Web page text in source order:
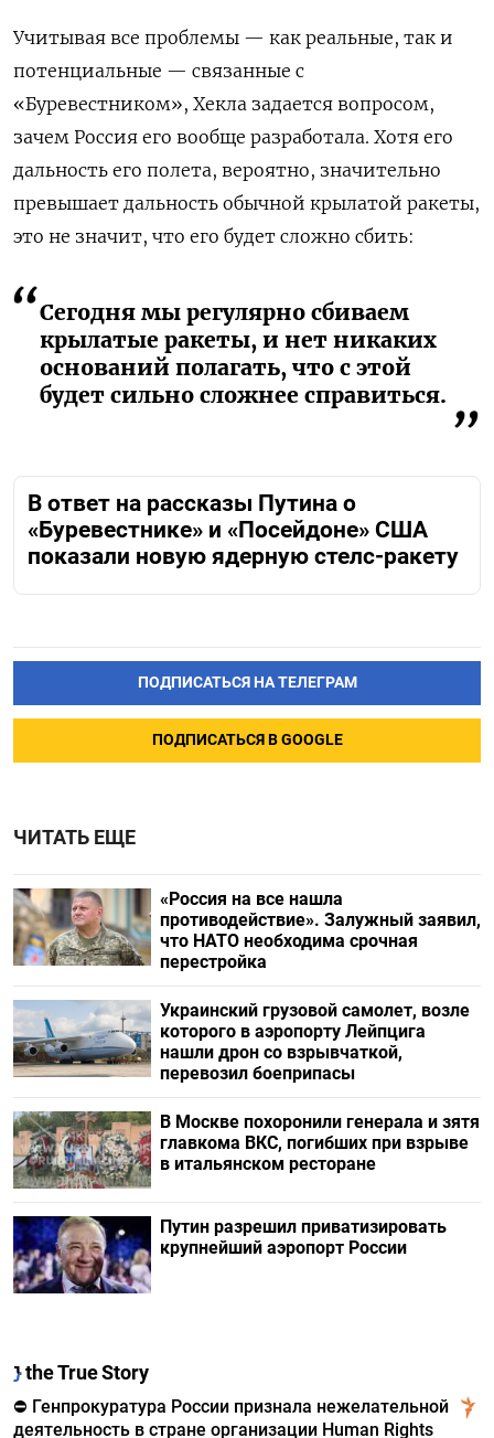
Учитывая все проблемы — как реальные, так и
потенциальные — связанные с
«Буревестником», Хекла задается вопросом,
зачем Россия его вообще разработала. Хотя его
дальность его полета, вероятно, значительно
превышает дальность обычной крылатой ракеты,
это не значит, что его будет сложно сбить:
Сегодня мы регулярно сбиваем
крылатые ракеты, и нет никаких
оснований полагать, что с этой
будет сильно сложнее справиться.
В ответ на рассказы Путина о
«Буревестнике» и «Посейдоне» США
показали новую ядерную стелс-ракету
ПОДПИСАТЬСЯ НА ТЕЛЕГРАМ
ПОДПИСАТЬСЯ В GOOGLE
ЧИТАТЬ ЕЩЕ
«Россия на все нашла
противодействие». Залужный заявил,
что НАТО необходима срочная
перестройка
Украинский грузовой самолет, возле
которого в аэропорту Лейпцига
нашли дрон со взрывчаткой,
перевозил боеприпасы
В Москве похоронили генерала и зятя
главкома ВКС, погибших при взрыве
в итальянском ресторане
Путин разрешил приватизировать
крупнейший аэропорт России